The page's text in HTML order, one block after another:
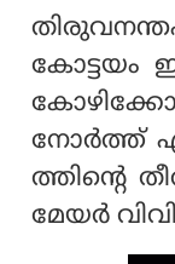
കോട്ടയം
നോര്‍ത്ത്
ത്തിന്റെ
മേയര്‍